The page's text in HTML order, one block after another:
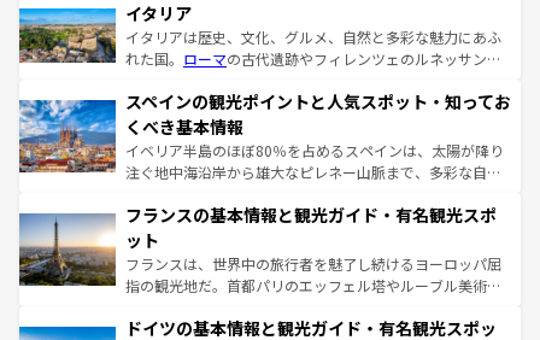
イタリア
イタリアは歴史、文化、グルメ、自然と多彩な魅力にあふ
れた国。 ローマの古代遺跡やフィレンツェのルネッサンス
ろん、トスカーナの美しい田園風景やアマルフィ海岸の絶
景など、自然景観も見逃せない。観光の合間には、本場の
ピザやパスタなど、絶品のイタリア料理を堪能することも
できる。朝目覚めてから夜眠るまで、すべての瞬間を楽し
なお、新着のイタリア情報はコンテンツ一覧を参照してほ
しい。
スペインの観光ポイントと人気スポット・知ってお
くべき基本情報
イベリア半島のほぼ80％を占めるスペインは、太陽が降り
注ぐ地中海沿岸から雄大なピレネー山脈まで、多彩な自然
文化が根付くこの国では、情熱的なフラメンコ、熱気あふ
れる闘牛、そして美味しいタパスが生活の一部となってい
る。首都マドリードの洗練された雰囲気や、バルセロナの
アートに溢れた街角から、地方では古代ローマ遺跡や中世
せる。地方によって風土や気候が異なるスペインはその個
フランスの基本情報と観光ガイド・有名観光スポ
ット
フランスは、世界中の旅行者を魅了し続けるヨーロッパ屈
指の観光地だ。首都パリのエッフェル塔やルーブル美術館
で、幅広い魅力が詰まっている。華麗な宮殿、歴史的な大
ドイツの基本情報と観光ガイド・有名観光スポッ